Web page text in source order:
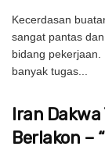
Kecerdasan
sangat pantas
bidang
banyak tugas...
Iran
Berlakon –